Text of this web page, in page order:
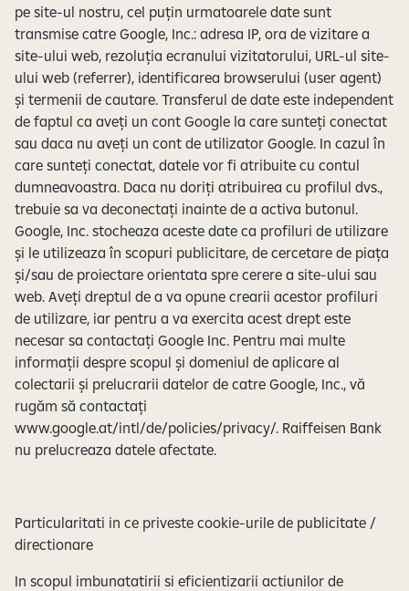
pe site-ul nostru, cel puțin urmatoarele date sunt
transmise catre Google, Inc.: adresa IP, ora de vizitare a
site-ului web, rezoluția ecranului vizitatorului, URL-ul site-
ului web (referrer), identificarea browserului (user agent)
și termenii de cautare. Transferul de date este independent
de faptul ca aveți un cont Google la care sunteți conectat
sau daca nu aveți un cont de utilizator Google. In cazul în
care sunteți conectat, datele vor fi atribuite cu contul
dumneavoastra. Daca nu doriți atribuirea cu profilul dvs.,
trebuie sa va deconectați inainte de a activa butonul.
Google, Inc. stocheaza aceste date ca profiluri de utilizare
și le utilizeaza în scopuri publicitare, de cercetare de piața
și/sau de proiectare orientata spre cerere a site-ului sau
web. Aveți dreptul de a va opune crearii acestor profiluri
de utilizare, iar pentru a va exercita acest drept este
necesar sa contactați Google Inc. Pentru mai multe
informații despre scopul și domeniul de aplicare al
colectarii și prelucrarii datelor de catre Google, Inc., vă
rugăm să contactați
www.google.at/intl/de/policies/privacy/. Raiffeisen Bank
nu prelucreaza datele afectate.
Particularitati in ce priveste cookie-urile de publicitate /
directionare
In scopul imbunatatirii si eficientizarii actiunilor de